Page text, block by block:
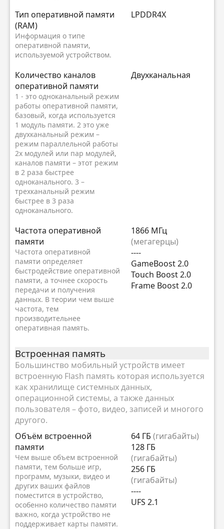
Тип оперативной памяти
(RAM)
Информация о типе
оперативной памяти,
используемой устройством.
LPDDR4X
Количество каналов
оперативной памяти
1 - это одноканальный режим
работы оперативной памяти,
базовый, когда используется
1 модуль памяти. 2 это уже
двухканальный режим –
режим параллельной работы
2х модулей или пар модулей,
каналов памяти – этот режим
в 2 раза быстрее
одноканального. 3 –
трехканальный режим
быстрее в 3 раза
одноканального.
Двухканальная
Частота оперативной
памяти
Частота оперативной
памяти определяет
быстродействие оперативной
памяти, а точнее скорость
передачи и получения
данных. В теории чем выше
частота, тем
производительнее
оперативная память.
1866 МГц
(мегагерцы)
----
GameBoost 2.0
Touch Boost 2.0
Frame Boost 2.0
Встроенная память
Большинство мобильный устройств имеет
встроенную Flash память которая используется
как хранилище системных данных,
операционной системы, а также данных
пользователя – фото, видео, записей и многого
другого.
Объём встроенной
памяти
Чем выше объем встроенной
памяти, тем больше игр,
программ, музыки, видео и
других ваших файлов
поместится в устройство,
особенно количество памяти
важно, когда устройство не
поддерживает карты памяти.
64 ГБ (гигабайты)
128 ГБ
(гигабайты)
256 ГБ
(гигабайты)
----
UFS 2.1